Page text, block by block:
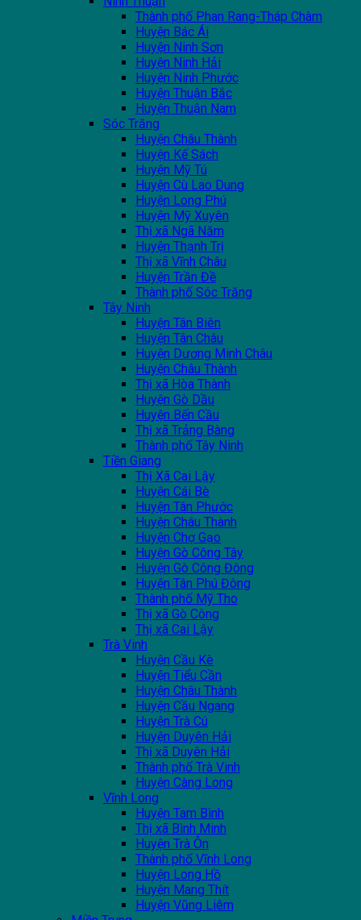
Thành phố Phan Rang-Tháp Chàm
Huyện Bác Ái
Huyện Ninh Sơn
Huyện Ninh Hải
Huyện Ninh Phước
Huyện Thuận Bắc
Huyện Thuận Nam
Sóc Trăng
Huyện Châu Thành
Huyện Kế Sách
Huyện Mỹ Tú
Huyện Cù Lao Dung
Huyện Long Phú
Huyện Mỹ Xuyên
Thị xã Ngã Năm
Huyện Thạnh Trị
Thị xã Vĩnh Châu
Huyện Trần Đề
Thành phố Sóc Trăng
Tây Ninh
Huyện Tân Biên
Huyện Tân Châu
Huyện Dương Minh Châu
Huyện Châu Thành
Thị xã Hòa Thành
Huyện Gò Dầu
Huyện Bến Cầu
Thị xã Trảng Bàng
Thành phố Tây Ninh
Tiền Giang
Thị Xã Cai Lậy
Huyện Cái Bè
Huyện Tân Phước
Huyện Châu Thành
Huyện Chợ Gạo
Huyện Gò Công Tây
Huyện Gò Công Đông
Huyện Tân Phú Đông
Thành phố Mỹ Tho
Thị xã Gò Công
Thị xã Cai Lậy
Trà Vinh
Huyện Cầu Kè
Huyện Tiểu Cần
Huyện Châu Thành
Huyện Cầu Ngang
Huyện Trà Cú
Huyện Duyên Hải
Thị xã Duyên Hải
Thành phố Trà Vinh
Huyện Càng Long
Vĩnh Long
Huyện Tam Bình
Thị xã Bình Minh
Huyện Trà Ôn
Thành phố Vĩnh Long
Huyện Long Hồ
Huyện Mang Thít
Huyện Vũng Liêm